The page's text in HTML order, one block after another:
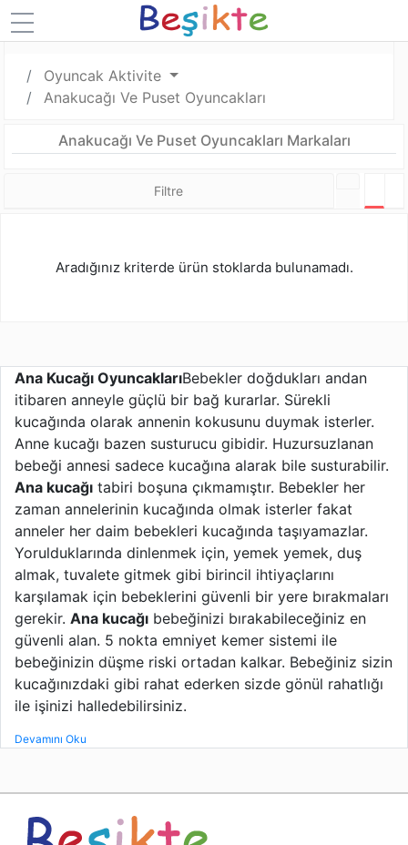
Oyuncak Aktivite
Anakucağı Ve Puset Oyuncakları
Anakucağı Ve Puset Oyuncakları Markaları
Filtre
Aradığınız kriterde ürün stoklarda bulunamadı.
Ana Kucağı OyuncaklarıBebekler doğdukları andan
itibaren anneyle güçlü bir bağ kurarlar. Sürekli
kucağında olarak annenin kokusunu duymak isterler.
Anne kucağı bazen susturucu gibidir. Huzursuzlanan
bebeği annesi sadece kucağına alarak bile susturabilir.
Ana kucağı tabiri boşuna çıkmamıştır. Bebekler her
zaman annelerinin kucağında olmak isterler fakat
anneler her daim bebekleri kucağında taşıyamazlar.
Yorulduklarında dinlenmek için, yemek yemek, duş
almak, tuvalete gitmek gibi birincil ihtiyaçlarını
karşılamak için bebeklerini güvenli bir yere bırakmaları
gerekir. Ana kucağı bebeğinizi bırakabileceğiniz en
güvenli alan. 5 nokta emniyet kemer sistemi ile
bebeğinizin düşme riski ortadan kalkar. Bebeğiniz sizin
kucağınızdaki gibi rahat ederken sizde gönül rahatlığı
ile işinizi halledebilirsiniz.
Devamını Oku